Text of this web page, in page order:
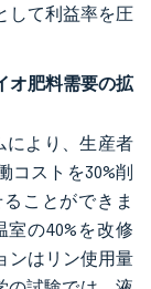
して利益率を圧
オ肥料需要の拡
により、生産者
コストを30%削
ことができま
の40%を改修
ンはリン使用量